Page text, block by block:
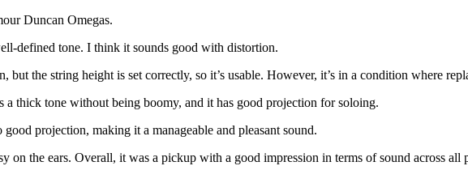
Duncan Omegas.
defined tone. I think it sounds good with distortion.
but the string height is set correctly, so it’s usable. However, it’s in a condition where
thick tone without being boomy, and it has good projection for soloing.
projection, making it a manageable and pleasant sound.
on the ears. Overall, it was a pickup with a good impression in terms of sound across all